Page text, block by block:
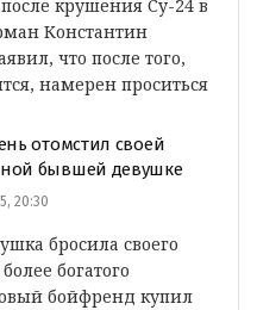
крушения Су-24 в
Константин
что после того,
намерен проситься
отомстил своей
бывшей девушке
20:30
бросила своего
богатого
бойфренд купил